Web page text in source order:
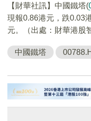
【財華社訊】中國鐵塔(
現報0.86港元，跌0.03
元。（出處：財華港股
中國鐵塔